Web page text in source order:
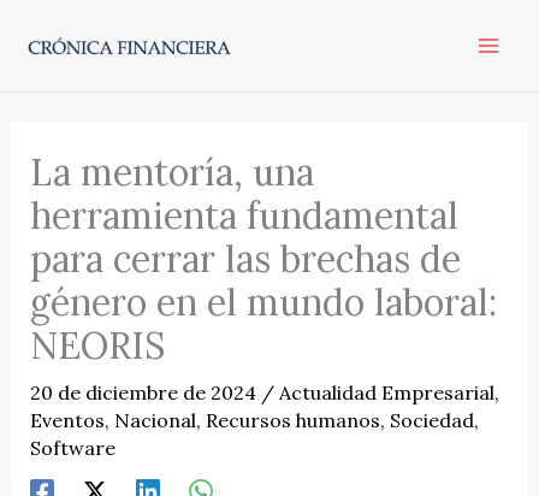
La mentoría, una
herramienta fundamental
para cerrar las brechas de
género en el mundo laboral:
NEORIS
20 de diciembre de 2024 / Actualidad Empresarial,
Eventos, Nacional, Recursos humanos, Sociedad,
Software